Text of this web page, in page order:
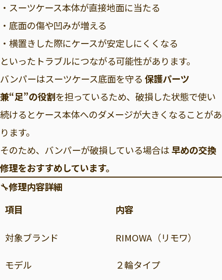
・スーツケース本体が直接地面に当たる
・底面の傷や凹みが増える
・横置きした際にケースが安定しにくくなる
といったトラブルにつながる可能性があります。
バンパーはスーツケース底面を守る 保護パーツ
兼“足”の役割を担っているため、破損した状態で使い
続けるとケース本体へのダメージが大きくなることがあ
ります。
そのため、バンパーが破損している場合は早めの交換
修理をおすすめしています。
🔧修理内容詳細
項目
内容
対象ブランド RIMOWA（リモワ）
モデル ２輪タイプ